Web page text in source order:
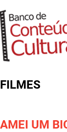
FILMES
AMEI UM